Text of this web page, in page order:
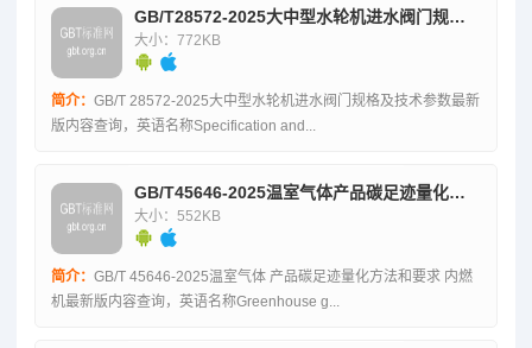
GB/T28572-2025大中型水轮机进水阀门规格及技术参数
大小：772KB
简介： GB/T 28572-2025大中型水轮机进水阀门规格及技术参数最新
版内容查询，英语名称Specification and...
GB/T45646-2025温室气体产品碳足迹量化方法和要求内燃机
大小：552KB
简介： GB/T 45646-2025温室气体 产品碳足迹量化方法和要求 内燃
机最新版内容查询，英语名称Greenhouse g...